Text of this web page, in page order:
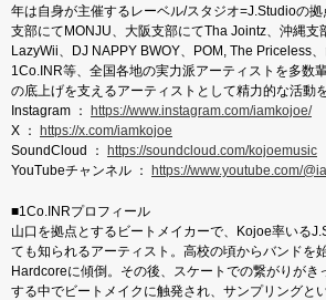
年は自身が主催するレーベル/スタジオ=J.Studioの
支部にてMONJU、大阪支部にてTha Jointz、沖縄支
LazyWii、DJ NAPPY BWOY、POM, The Priceless、
1Co.INR等、全国各地の実力派アーティストを多数
の底上げを支えるアーティストとして精力的な活動
Instagram ： https://www.instagram.com/iamkojoe/
X ： https://x.com/iamkojoe
SoundCloud ： https://soundcloud.com/kojoemusic
YouTubeチャンネル ： https://www.youtube.com/
■1Co.INRプロフィール
山口を拠点とするビートメイカーで、Kojoe率いる
ても知られるアーティスト。高校の頃からバンドを
Hardcoreに傾倒。その後、スケートでの繋がりがき
する中でビートメイクに触発され、サンプリングと